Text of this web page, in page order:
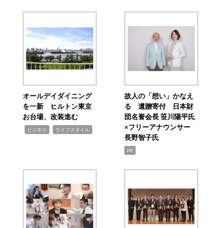
オールデイダイニング
を一新 ヒルトン東京
お台場、改装進む
ビジネス ライフスタイル
故人の「想い」かなえ
る 遺贈寄付 日本財
団名誉会長 笹川陽平氏
×フリーアナウンサー
長野智子氏
PR